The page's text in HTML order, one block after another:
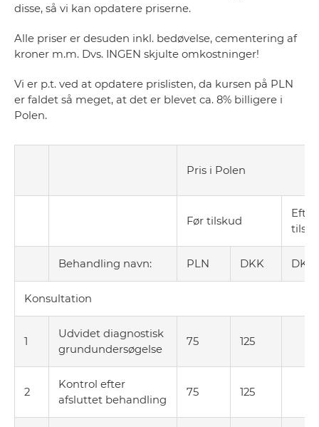
disse, så vi kan opdatere priserne.
Alle priser er desuden inkl. bedøvelse, cementering af
kroner m.m. Dvs. INGEN skjulte omkostninger!
Vi er p.t. ved at opdatere prislisten, da kursen på PLN
er faldet så meget, at det er blevet ca. 8% billigere i
Polen.
Pris i Polen
Før tilskud
Efter
Behandling navn: PLN DKK DKK
Konsultation
1
Udvidet diagnostisk
grundundersøgelse
75 125
2
Kontrol efter
afsluttet behandling
75 125